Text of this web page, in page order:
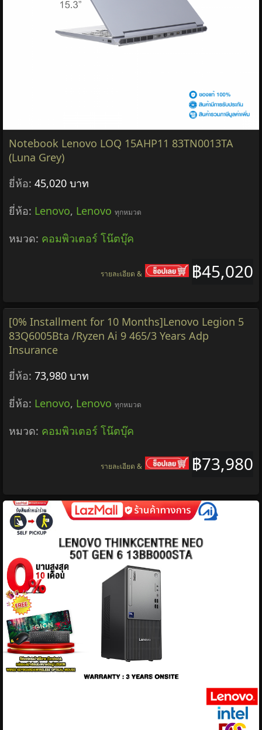
Notebook Lenovo LOQ 15AHP11 83TN0013TA
(Luna Grey)
ยี่ห้อ: 45,020 บาท
ยี่ห้อ: Lenovo, Lenovo ทุกหมวด
หมวด: คอมพิวเตอร์ โน๊ตบุ๊ค
฿45,020
รายละเอียด &
[0% Installment for 10 Months]Lenovo Legion 5
83Q6005Bta /Ryzen Ai 9 465/3 Years Adp
Insurance
ยี่ห้อ:73,980 บาท
ยี่ห้อ:Lenovo Lenovoทุกหมวด
฿73,980